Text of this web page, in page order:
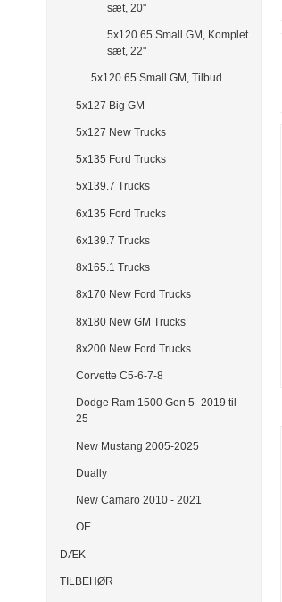
sæt, 20"
5x120.65 Small GM, Komplet
sæt, 22"
5x120.65 Small GM, Tilbud
5x127 Big GM
5x127 New Trucks
5x135 Ford Trucks
5x139.7 Trucks
6x135 Ford Trucks
6x139.7 Trucks
8x165.1 Trucks
8x170 New Ford Trucks
8x180 New GM Trucks
8x200 New Ford Trucks
Corvette C5-6-7-8
Dodge Ram 1500 Gen 5- 2019 til
25
New Mustang 2005-2025
Dually
New Camaro 2010 - 2021
OE
DÆK
TILBEHØR